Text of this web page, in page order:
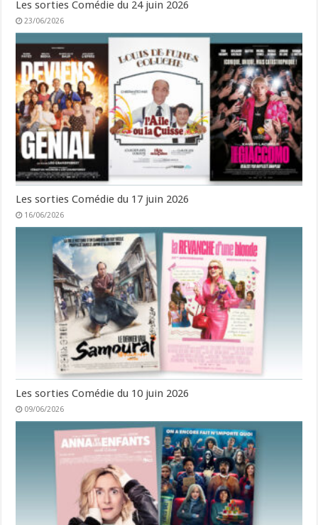
Les sorties Comédie du 24 juin 2026
23/06/2026
Les sorties Comédie du 17 juin 2026
16/06/2026
Les sorties Comédie du 10 juin 2026
09/06/2026